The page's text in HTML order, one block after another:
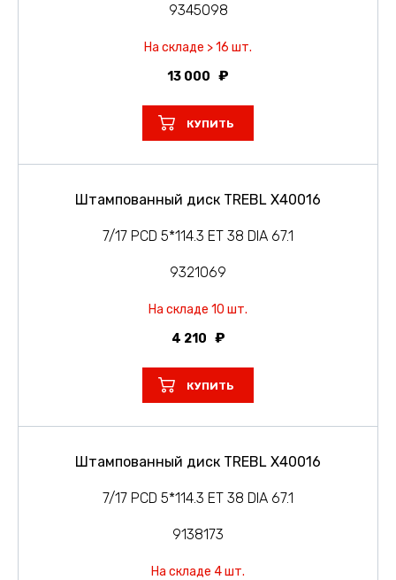
9345098
На складе > 16 шт.
13 000
КУПИТЬ
Штампованный диск TREBL X40016
7/17 PCD 5*114.3 ET 38 DIA 67.1
9321069
На складе 10 шт.
4 210
КУПИТЬ
Штампованный диск TREBL X40016
7/17 PCD 5*114.3 ET 38 DIA 67.1
9138173
На складе 4 шт.